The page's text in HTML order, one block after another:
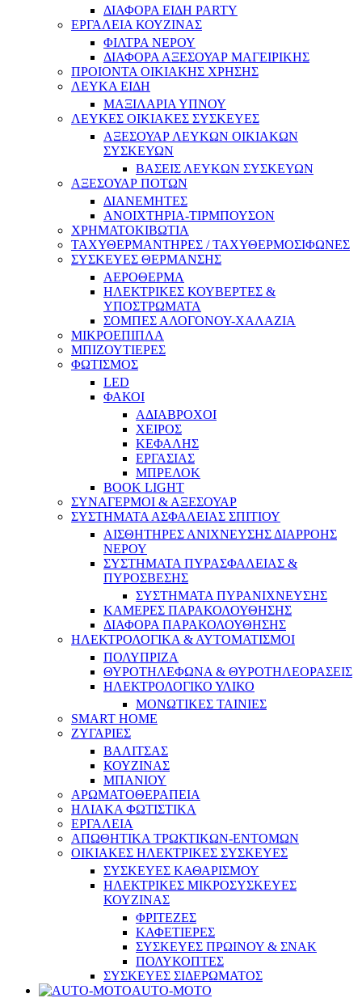
ΔΙΑΦΟΡΑ ΕΙΔΗ PARTY
ΕΡΓΑΛΕΙΑ ΚΟΥΖΙΝΑΣ
ΦΙΛΤΡΑ ΝΕΡΟΥ
ΔΙΑΦΟΡΑ ΑΞΕΣΟΥΑΡ ΜΑΓΕΙΡΙΚΗΣ
ΠΡΟΙΟΝΤΑ ΟΙΚΙΑΚΗΣ ΧΡΗΣΗΣ
ΛΕΥΚΑ ΕΙΔΗ
ΜΑΞΙΛΑΡΙΑ ΥΠΝΟΥ
ΛΕΥΚΕΣ ΟΙΚΙΑΚΕΣ ΣΥΣΚΕΥΕΣ
ΑΞΕΣΟΥΑΡ ΛΕΥΚΩΝ ΟΙΚΙΑΚΩΝ
ΣΥΣΚΕΥΩΝ
ΒΑΣΕΙΣ ΛΕΥΚΩΝ ΣΥΣΚΕΥΩΝ
ΑΞΕΣΟΥΑΡ ΠΟΤΩΝ
ΔΙΑΝΕΜΗΤΕΣ
ΑΝΟΙΧΤΗΡΙΑ-ΤΙΡΜΠΟΥΣΟΝ
ΧΡΗΜΑΤΟΚΙΒΩΤΙΑ
ΤΑΧΥΘΕΡΜΑΝΤΗΡΕΣ / ΤΑΧΥΘΕΡΜΟΣΙΦΩΝΕΣ
ΣΥΣΚΕΥΕΣ ΘΕΡΜΑΝΣΗΣ
ΑΕΡΟΘΕΡΜΑ
ΗΛΕΚΤΡΙΚΕΣ ΚΟΥΒΕΡΤΕΣ &
ΥΠΟΣΤΡΩΜΑΤΑ
ΣΟΜΠΕΣ ΑΛΟΓΟΝΟΥ-ΧΑΛΑΖΙΑ
ΜΙΚΡΟΕΠΙΠΛΑ
ΜΠΙΖΟΥΤΙΕΡΕΣ
ΦΩΤΙΣΜΟΣ
LED
ΦΑΚΟΙ
ΑΔΙΑΒΡΟΧΟΙ
ΧΕΙΡΟΣ
ΚΕΦΑΛΗΣ
ΕΡΓΑΣΙΑΣ
ΜΠΡΕΛΟΚ
BOOK LIGHT
ΣΥΝΑΓΕΡΜΟΙ & ΑΞΕΣΟΥΑΡ
ΣΥΣΤΗΜΑΤΑ ΑΣΦΑΛΕΙΑΣ ΣΠΙΤΙΟΥ
ΑΙΣΘΗΤΗΡΕΣ ΑΝΙΧΝΕΥΣΗΣ ΔΙΑΡΡΟΗΣ
ΝΕΡΟΥ
ΣΥΣΤΗΜΑΤΑ ΠΥΡΑΣΦΑΛΕΙΑΣ &
ΠΥΡΟΣΒΕΣΗΣ
ΣΥΣΤΗΜΑΤΑ ΠΥΡΑΝΙΧΝΕΥΣΗΣ
ΚΑΜΕΡΕΣ ΠΑΡΑΚΟΛΟΥΘΗΣΗΣ
ΔΙΑΦΟΡΑ ΠΑΡΑΚΟΛΟΥΘΗΣΗΣ
ΗΛΕΚΤΡΟΛΟΓΙΚΑ & ΑΥΤΟΜΑΤΙΣΜΟΙ
ΠΟΛΥΠΡΙΖΑ
ΘΥΡΟΤΗΛΕΦΩΝΑ & ΘΥΡΟΤΗΛΕΟΡΑΣΕΙΣ
ΗΛΕΚΤΡΟΛΟΓΙΚΟ ΥΛΙΚΟ
ΜΟΝΩΤΙΚΕΣ ΤΑΙΝΙΕΣ
SMART HOME
ΖΥΓΑΡΙΕΣ
ΒΑΛΙΤΣΑΣ
ΚΟΥΖΙΝΑΣ
ΜΠΑΝΙΟΥ
ΑΡΩΜΑΤΟΘΕΡΑΠΕΙΑ
ΗΛΙΑΚΑ ΦΩΤΙΣΤΙΚΑ
ΕΡΓΑΛΕΙΑ
ΑΠΩΘΗΤΙΚΑ ΤΡΩΚΤΙΚΩΝ-ΕΝΤΟΜΩΝ
ΟΙΚΙΑΚΕΣ ΗΛΕΚΤΡΙΚΕΣ ΣΥΣΚΕΥΕΣ
ΣΥΣΚΕΥΕΣ ΚΑΘΑΡΙΣΜΟΥ
ΗΛΕΚΤΡΙΚΕΣ ΜΙΚΡΟΣΥΣΚΕΥΕΣ
ΚΟΥΖΙΝΑΣ
ΦΡΙΤΕΖΕΣ
ΚΑΦΕΤΙΕΡΕΣ
ΣΥΣΚΕΥΕΣ ΠΡΩΙΝΟΥ & ΣΝΑΚ
ΠΟΛΥΚΟΠΤΕΣ
ΣΥΣΚΕΥΕΣ ΣΙΔΕΡΩΜΑΤΟΣ
AUTO-MOTO